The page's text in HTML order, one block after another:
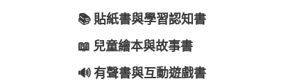
📚 貼紙書與學習認知書
📖 兒童繪本與故事書
🔊 有聲書與互動遊戲書